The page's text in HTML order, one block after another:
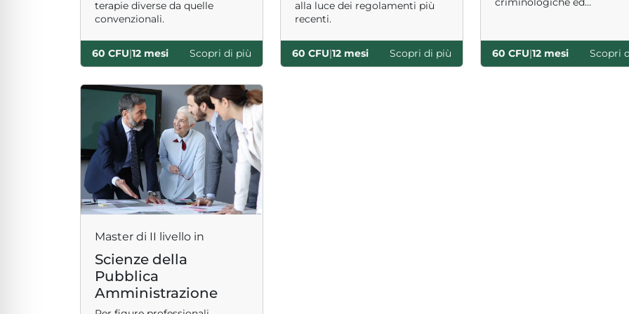
terapie diverse da quelle
convenzionali.
60 CFU|12 mesi Scopri di più
alla luce dei regolamenti più
recenti.
60 CFU|12 mesi Scopri di più 60 CFU|12 mesi Scopri
Master di II livello in
Scienze della
Pubblica
Amministrazione